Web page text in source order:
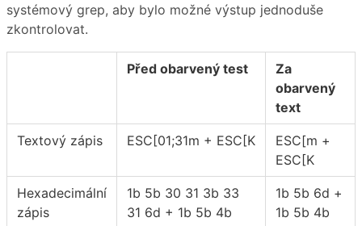
systémový grep, aby bylo možné výstup jednoduše
zkontrolovat.
Před obarvený test
Za
obarvený
text
Textový zápis ESC[01;31m + ESC[K
ESC[m +
ESC[K
Hexadecimální
zápis
1b 5b 30 31 3b 33
31 6d + 1b 5b 4b
1b 5b 6d +
1b 5b 4b